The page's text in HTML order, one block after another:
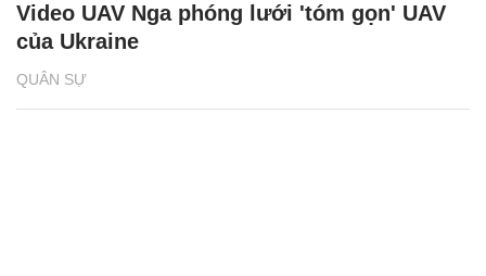
QUÂN SỰ
Video UAV Nga phóng lưới 'tóm gọn' UAV
của Ukraine